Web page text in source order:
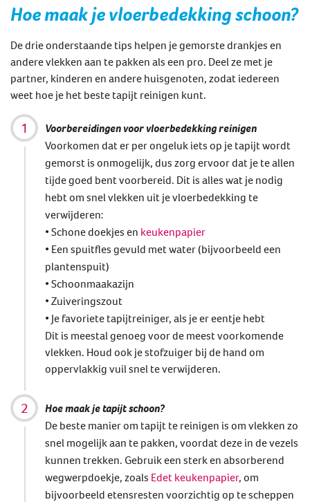
Hoe maak je vloerbedekking schoon?
De drie onderstaande tips helpen je gemorste drankjes en
andere vlekken aan te pakken als een pro. Deel ze met je
partner, kinderen en andere huisgenoten, zodat iedereen
weet hoe je het beste tapijt reinigen kunt.
Voorbereidingen voor vloerbedekking reinigen
Voorkomen dat er per ongeluk iets op je tapijt wordt
gemorst is onmogelijk, dus zorg ervoor dat je te allen
tijde goed bent voorbereid. Dit is alles wat je nodig
hebt om snel vlekken uit je vloerbedekking te
verwijderen:
• Schone doekjes en keukenpapier
• Een spuitfles gevuld met water (bijvoorbeeld een
plantenspuit)
• Schoonmaakazijn
• Zuiveringszout
• Je favoriete tapijtreiniger, als je er eentje hebt
Dit is meestal genoeg voor de meest voorkomende
vlekken. Houd ook je stofzuiger bij de hand om
oppervlakkig vuil snel te verwijderen.
Hoe maak je tapijt schoon?
De beste manier om tapijt te reinigen is om vlekken zo
snel mogelijk aan te pakken, voordat deze in de vezels
kunnen trekken. Gebruik een sterk en absorberend
wegwerpdoekje, zoals Edet keukenpapier, om
bijvoorbeeld etensresten voorzichtig op te scheppen